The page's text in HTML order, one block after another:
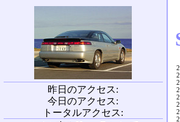
昨日のアクセス:
今日のアクセス:
トータルアクセス: